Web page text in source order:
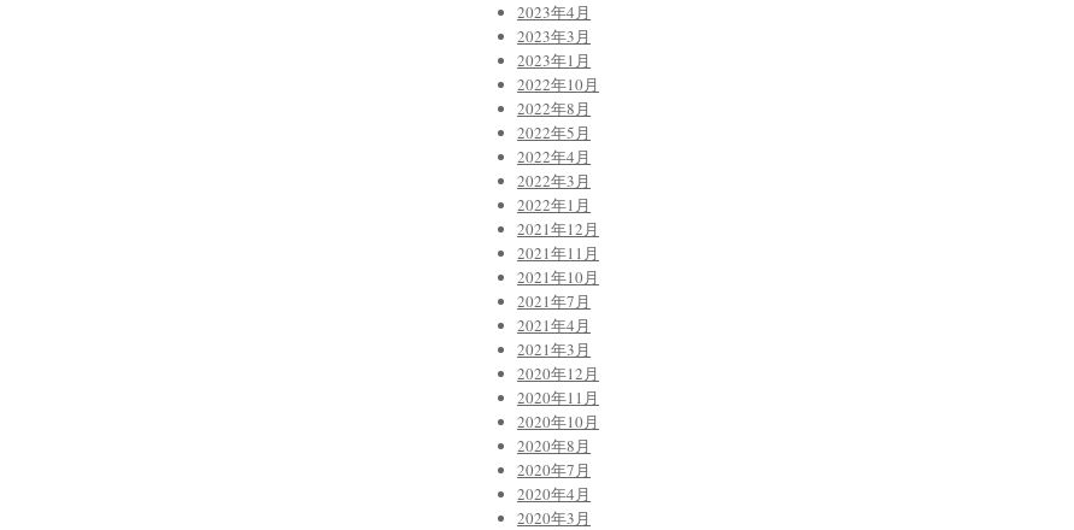
2023年4月
2023年3月
2023年1月
2022年10月
2022年8月
2022年5月
2022年4月
2022年3月
2022年1月
2021年12月
2021年11月
2021年10月
2021年7月
2021年4月
2021年3月
2020年12月
2020年11月
2020年10月
2020年8月
2020年7月
2020年4月
2020年3月